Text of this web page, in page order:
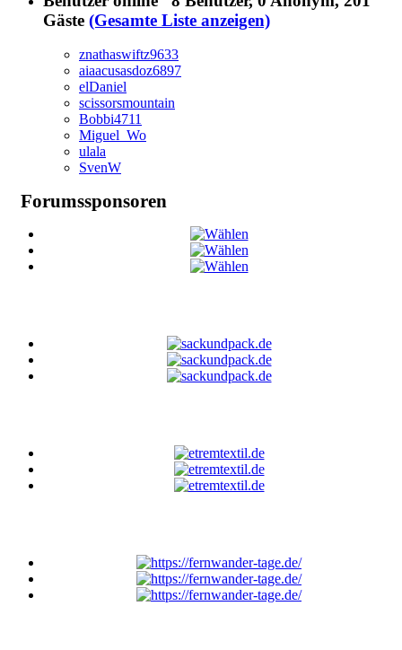
Gäste (Gesamte Liste anzeigen)
znathaswiftz9633
aiaacusasdoz6897
elDaniel
scissorsmountain
Bobbi4711
Miguel_Wo
ulala
SvenW
Forumssponsoren